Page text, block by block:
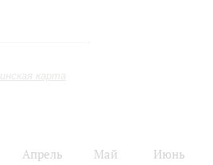
карта
Апрель Май Июнь